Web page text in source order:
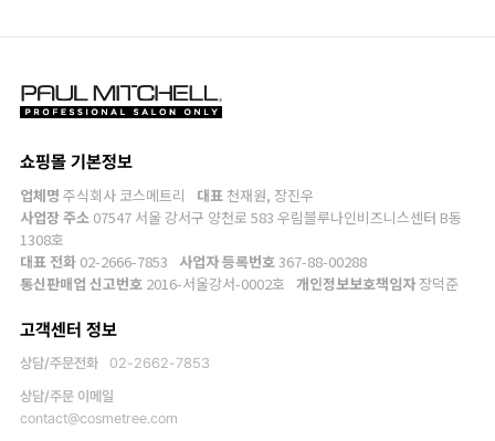
쇼핑몰 기본정보
업체명 주식회사 코스메트리 대표 천재원, 장진우
사업장 주소 07547 서울 강서구 양천로 583 우림블루나인비즈니스센터 B동
1308호
대표 전화 02-2666-7853 사업자 등록번호367-88-00288
통신판매업 신고번호 2016-서울강서-0002호 개인정보보호책임자 장덕준
고객센터 정보
상담/주문전화
02-2662-7853
상담/주문 이메일
contact@cosmetree.com